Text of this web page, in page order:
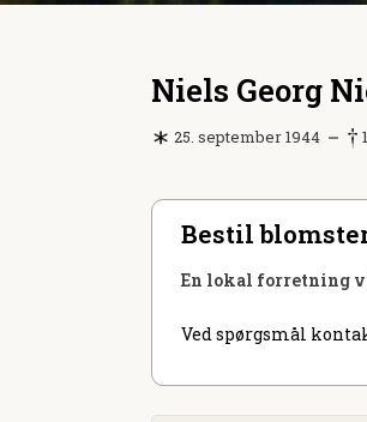
Niels Georg
25. september 1944
Bestil
En lokal forretning
Ved spørgsmål